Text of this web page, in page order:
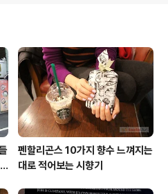
광수커피하우스
도의 의미 쯤으로
루에서 접한 동일
똑같네' 나름의 탐
커피하우스만의
펜할리곤스 10가지 향수 느껴지는
대로 적어보는 시향기